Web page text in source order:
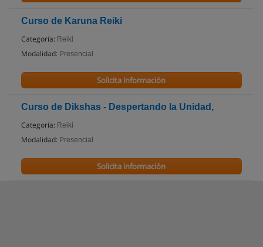
Curso de Karuna Reiki
Categoría: Reiki
Modalidad: Presencial
Solicita información
Curso de Dikshas - Despertando la Unidad,
Categoría: Reiki
Modalidad: Presencial
Solicita información